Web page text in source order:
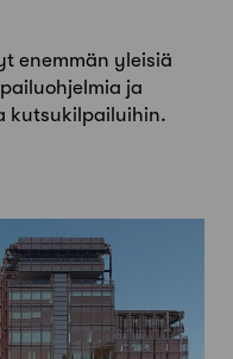
enemmän yleisiä
ja
kutsukilpailuihin.